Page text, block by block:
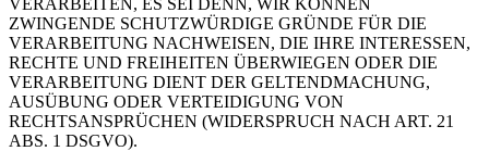
VERARBEITEN, ES SEI DENN, WIR KÖNNEN
ZWINGENDE SCHUTZWÜRDIGE GRÜNDE FÜR DIE
VERARBEITUNG NACHWEISEN, DIE IHRE INTERESSEN,
RECHTE UND FREIHEITEN ÜBERWIEGEN ODER DIE
VERARBEITUNG DIENT DER GELTENDMACHUNG,
AUSÜBUNG ODER VERTEIDIGUNG VON
RECHTSANSPRÜCHEN (WIDERSPRUCH NACH ART. 21
ABS. 1 DSGVO).